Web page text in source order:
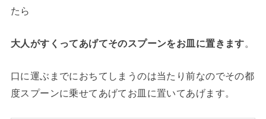
たら
大人がすくってあげてそのスプーンをお皿に置きます。
口に運ぶまでにおちてしまうのは当たり前なのでその都
度スプーンに乗せてあげてお皿に置いてあげます。